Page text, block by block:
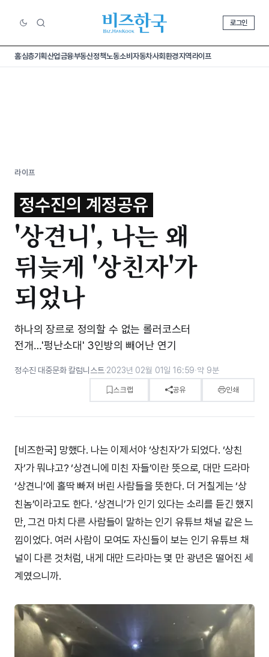
로그인
홈심층기획산업금융부동산정책노동소비 자동차사회환경지역라이프
라이프
정수진의 계정공유
'상견니', 나는 왜
뒤늦게 '상친자'가
되었나
하나의 장르로 정의할 수 없는 롤러코스터
전개…'펑난소대' 3인방의 빼어난 연기
정수진 대중문화 칼럼니스트·2023년 02월 01일 16:59·약 9분
스크랩 공유 인쇄
[비즈한국] 망했다. 나는 이제서야 ‘상친자’가 되었다. ‘상친
자’가 뭐냐고? ‘상견니에 미친 자들’이란 뜻으로, 대만 드라마
‘상견니’에 홀딱 빠져 버린 사람들을 뜻한다. 더 거칠게는 ‘상
친놈’이라고도 한다. ‘상견니’가 인기 있다는 소리를 듣긴 했지
만, 그건 마치 다른 사람들이 말하는 인기 유튜브 채널 같은 느
낌이었다. 여러 사람이 모여도 자신들이 보는 인기 유튜브 채
널이 다른 것처럼, 내게 대만 드라마는 몇 만 광년은 떨어진 세
계였으니까.